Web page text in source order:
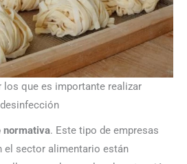
que es importante realizar
normativa. Este tipo de empresas
el sector alimentario están